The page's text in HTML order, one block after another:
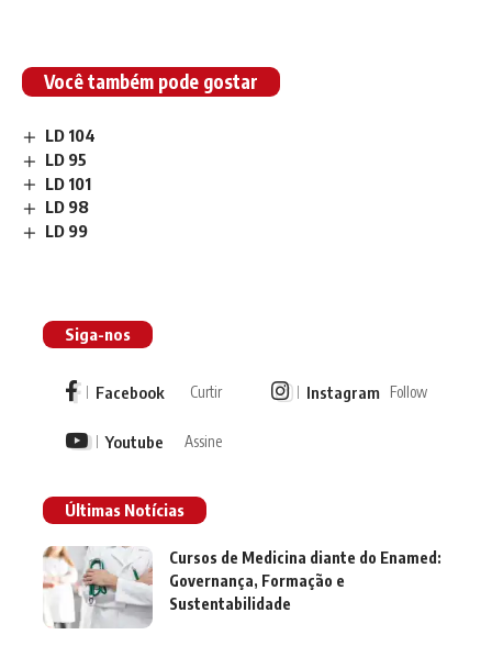
Você também pode gostar
LD 104
LD 95
LD 101
LD 98
LD 99
Siga-nos
Facebook Curtir Instagram Follow
Youtube Assine
Últimas Notícias
Cursos de Medicina diante do Enamed:
Governança, Formação e
Sustentabilidade